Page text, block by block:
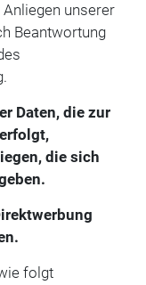
unserer
Beantwortung
Daten, die zur
die sich
folgt